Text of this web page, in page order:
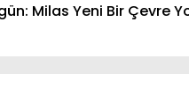
Milas Yeni Bir Çevre